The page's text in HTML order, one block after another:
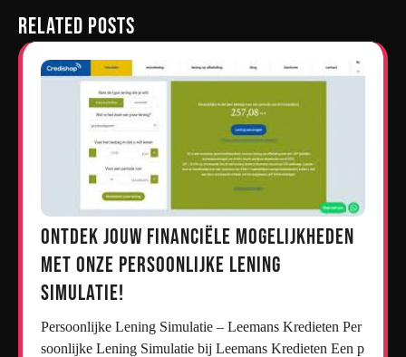
Related Posts
Ontdek jouw financiële mogelijkheden
met onze persoonlijke lening
simulatie!
Persoonlijke Lening Simulatie – Leemans Kredieten Per
soonlijke Lening Simulatie bij Leemans Kredieten Een p